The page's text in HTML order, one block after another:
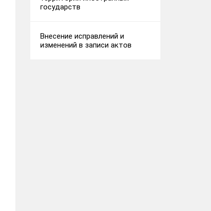
государств
Внесение исправлений и
изменений в записи актов